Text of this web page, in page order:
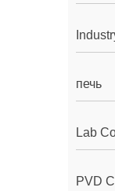
печь
Lab
PVD